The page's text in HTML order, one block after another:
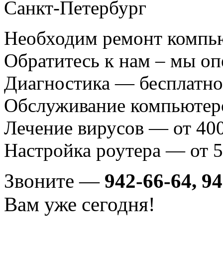
Необходим ремонт
Обратитесь к нам – мы
Диагностика —
Обслуживание
Лечение вирусов — от
Настройка роутера — от
Звоните — 942-66-64,
Вам уже сегодня!